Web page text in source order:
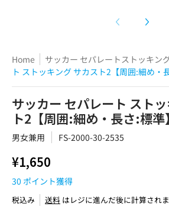
Home サッカー セパレートストッキン
ト ストッキング サカスト2【周囲:細め・
サッカー セパレート スト
ト2【周囲:細め・長さ:標
男女兼用 FS-2000-30-2535
¥1,650
30 ポイント獲得
税込み 送料 はレジに進んだ後に計算されま